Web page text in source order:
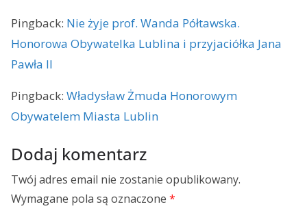
Pingback: Nie żyje prof. Wanda Półtawska.
Honorowa Obywatelka Lublina i przyjaciółka Jana
Pawła II
Pingback: Władysław Żmuda Honorowym
Obywatelem Miasta Lublin
Dodaj komentarz
Twój adres email nie zostanie opublikowany.
Wymagane pola są oznaczone *